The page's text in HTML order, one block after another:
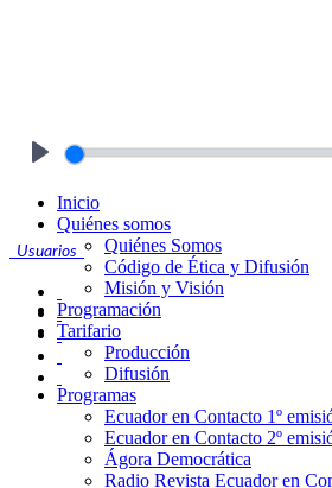
Usuarios
Inicio
Quiénes somos
Quiénes Somos
Código de Ética y Difusión
Misión y Visión
Programación
Tarifario
Producción
Difusión
Programas
Ecuador en Contacto 1º
Ecuador en Contacto 2º
Ágora Democrática
Radio Revista Ecuador en